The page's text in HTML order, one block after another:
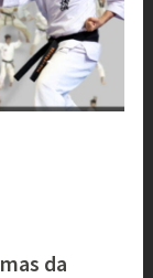
da